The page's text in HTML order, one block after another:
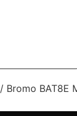
/ Bromo BAT8E